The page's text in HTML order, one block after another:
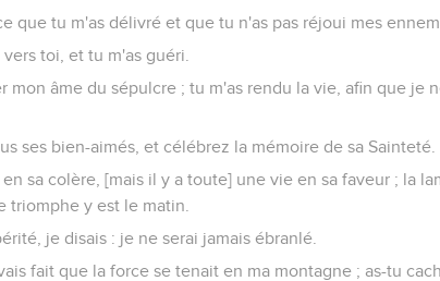
que tu m'as délivré et que tu n'as pas réjoui mes
toi, et tu m'as guéri.
mon âme du sépulcre ; tu m'as rendu la vie, afin que je
ses bien-aimés, et célébrez la mémoire de sa Sainteté.
sa colère, [mais il y a toute] une vie en sa faveur ; la
triomphe y est le matin.
je disais : je ne serai jamais ébranlé.
fait que la force se tenait en ma montagne ; as-tu